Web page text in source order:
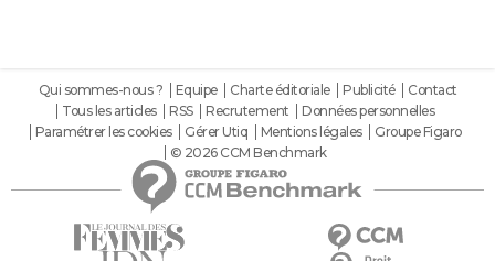
Qui sommes-nous ? Equipe Charte éditoriale Publicité
Contact
Tous les articles
RSS Recrutement
Données personnelles
Paramétrer les cookies
Gérer Utiq Mentions légales
Groupe Figaro
© 2026 CCM Benchmark